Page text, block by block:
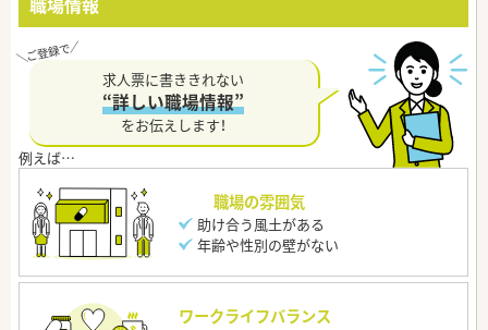
求人票に書ききれない
“詳しい職場情報”
をお伝えします！
職場の雰囲気
助け合う風土がある
年齢や性別の壁がない
ワークライフバランス